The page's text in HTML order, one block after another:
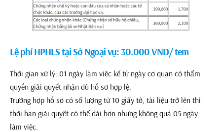
Lệ phí HPHLS tại Sở Ngoại vụ: 30.000 VND/ tem
Thời gian xử lý: 01 ngày làm việc kể từ ngày cơ quan có thẩm
quyền giải quyết nhận đủ hồ sơ hợp lệ.
Trường hợp hồ sơ có số lượng từ 10 giấy tờ, tài liệu trở lên thì
thời hạn giải quyết có thể dài hơn nhưng không quá 05 ngày
làm việc.